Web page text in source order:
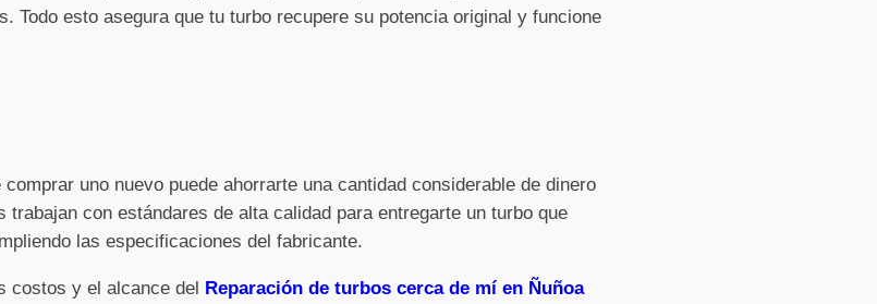
Todo esto asegura que tu turbo recupere su potencia original y funcione
uno nuevo puede ahorrarte una cantidad considerable de dinero
con estándares de alta calidad para entregarte un turbo que
las especificaciones del fabricante.
costos y el alcance del Reparación de turbos cerca de mí en Ñuñoa